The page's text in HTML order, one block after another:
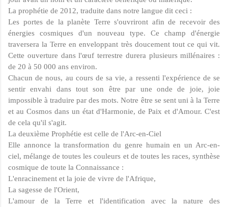
La prophétie de 2012, traduite dans notre langue dit ceci :
Les portes de la planète Terre s'ouvriront afin de recevoir des
énergies cosmiques d'un nouveau type. Ce champ d'énergie
traversera la Terre en enveloppant très doucement tout ce qui vit.
Cette ouverture dans l'œuf terrestre durera plusieurs millénaires :
de 20 à 50 000 ans environ.
Chacun de nous, au cours de sa vie, a ressenti l'expérience de se
sentir envahi dans tout son être par une onde de joie, joie
impossible à traduire par des mots. Notre être se sent uni à la Terre
et au Cosmos dans un état d'Harmonie, de Paix et d'Amour. C'est
de cela qu'il s'agit.
La deuxième Prophétie est celle de l'Arc-en-Ciel
Elle annonce la transformation du genre humain en un Arc-en-
ciel, mélange de toutes les couleurs et de toutes les races, synthèse
cosmique de toute la Connaissance :
L'enracinement et la joie de vivre de l'Afrique,
La sagesse de l'Orient,
L'amour de la Terre et l'identification avec la nature des